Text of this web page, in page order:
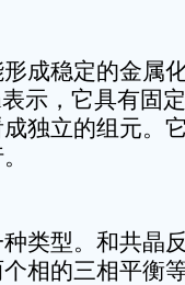
成稳定的金属
示，它具有固
独立的组元。
类型。和共晶
相的三相平衡